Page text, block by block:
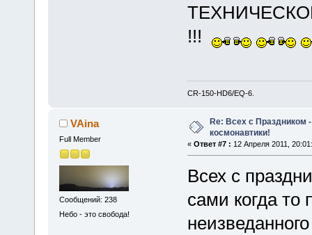
!!!
CR-150-HD6/EQ-6.
VAina
Full Member
Сообщений: 238
Небо - это свобода!
Re: Всех с
космонавтики!
« Ответ #7 : 12 Апреля 2011,
Всех с
сами когда то